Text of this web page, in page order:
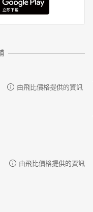
由飛比價格提供的資訊
由飛比價格提供的資訊